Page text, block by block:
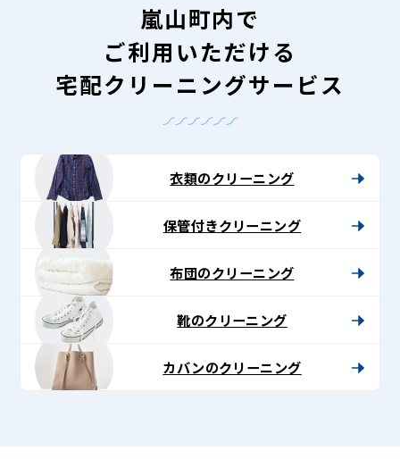
嵐山町内で
ご利用いただける
宅配クリーニングサービス
衣類のクリーニング
保管付きクリーニング
布団のクリーニング
靴のクリーニング
カバンのクリーニング